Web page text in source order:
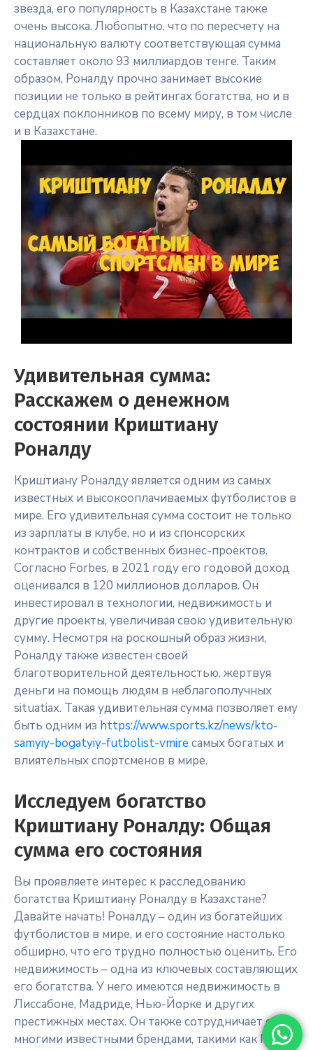
звезда, его популярность в Казахстане также
очень высока. Любопытно, что по пересчету на
национальную валюту соответствующая сумма
составляет около 93 миллиардов тенге. Таким
образом, Роналду прочно занимает высокие
позиции не только в рейтингах богатства, но и в
сердцах поклонников по всему миру, в том числе
и в Казахстане.
Удивительная сумма:
Расскажем о денежном
состоянии Криштиану
Роналду
Криштиану Роналду является одним из самых
известных и высокооплачиваемых футболистов в
мире. Его удивительная сумма состоит не только
из зарплаты в клубе, но и из спонсорских
контрактов и собственных бизнес-проектов.
Согласно Forbes, в 2021 году его годовой доход
оценивался в 120 миллионов долларов. Он
инвестировал в технологии, недвижимость и
другие проекты, увеличивая свою удивительную
сумму. Несмотря на роскошный образ жизни,
Роналду также известен своей
благотворительной деятельностью, жертвуя
деньги на помощь людям в неблагополучных
situatiах. Такая удивительная сумма позволяет ему
быть одним из https://www.sports.kz/news/kto-
samyiy-bogatyiy-futbolist-vmire самых богатых и
влиятельных спортсменов в мире.
Исследуем богатство
Криштиану Роналду: Общая
сумма его состояния
Вы проявляете интерес к расследованию
богатства Криштиану Роналду в Казахстане?
Давайте начать! Роналду – один из богатейших
футболистов в мире, и его состояние настолько
обширно, что его трудно полностью оценить. Его
недвижимость – одна из ключевых составляющих
его богатства. У него имеются недвижимость в
Лиссабоне, Мадриде, Нью-Йорке и других
престижных местах. Он также сотрудничает с
многими известными брендами, такими как Nike,